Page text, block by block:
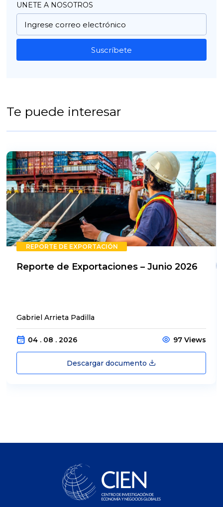
UNETE A NOSOTROS
Suscríbete
Te puede interesar
REPORTE DE EXPORTACIÓN
Reporte de Exportaciones – Junio 2026
Gabriel Arrieta Padilla
04 . 08 . 2026 97 Views
Descargar documento